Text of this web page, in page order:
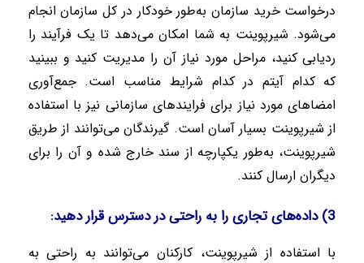
درخواست خرید سازمان به‌طور خودکار در کل سازمان انجام
می‌شود. شیرپوینت به شما امکان می‌دهد تا یک فرآیند را
ردیابی کنید، مراحل مورد نیاز آن را مدیریت کنید و ببینید
که کدام آیتم در کدام شرایط مناسب است. جمع‌آوری
امضاهای مورد نیاز برای فرایندهای سازمانی نیز با استفاده
از شیرپوینت بسیار آسان است. گیرندگان می‌توانند از طریق
شیرپوینت، به‌طور یکپارچه از سند خارج شده و آن را برای
دیگران ارسال کنند.
3) داده‌های تجاری را به راحتی در دسترس قرار دهید:
با استفاده از شیرپوینت، کارکنان می‌توانند به راحتی به